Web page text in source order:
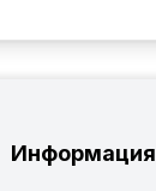
Информация